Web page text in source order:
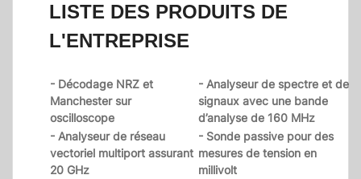
LISTE DES PRODUITS DE
L'ENTREPRISE
- Décodage NRZ et
Manchester sur
oscilloscope
- Analyseur de spectre et de
signaux avec une bande
d’analyse de 160 MHz
- Analyseur de réseau
vectoriel multiport assurant
20 GHz
- Sonde passive pour des
mesures de tension en
millivolt